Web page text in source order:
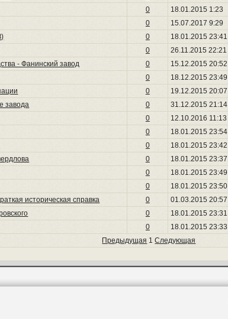
0 18.01.2015 1:23
0 15.07.2017 9:29
0 18.01.2015 23:41
0 26.11.2015 22:21
- Фанинский завод
0 15.12.2015 20:52
0 18.12.2015 23:49
0 19.12.2015 20:07
завода
0 31.12.2015 21:14
0 12.10.2016 11:13
0 18.01.2015 23:54
0 18.01.2015 23:42
0 18.01.2015 23:37
0 18.01.2015 23:49
0 18.01.2015 23:50
историческая справка
0 01.03.2015 20:57
0 18.01.2015 23:31
0 18.01.2015 23:33
Предыдущая 1 Следующая